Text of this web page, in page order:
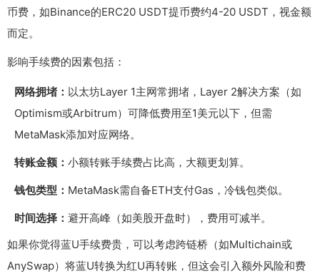
币费，如Binance的ERC20 USDT提币费约4-20 USDT，视金额
而定。
影响手续费的因素包括：
网络拥堵： 以太坊Layer 1主网常拥堵，Layer 2解决方案（如
Optimism或Arbitrum）可降低费用至1美元以下，但需
MetaMask添加对应网络。
转账金额： 小额转账手续费占比高，大额更划算。
钱包类型： MetaMask需自备ETH支付Gas，冷钱包类似。
时间选择： 避开高峰（如美股开盘时），费用可减半。
如果你觉得蓝U手续费贵，可以考虑跨链桥（如Multichain或
AnySwap）将蓝U转换为红U再转账，但这会引入额外风险和费